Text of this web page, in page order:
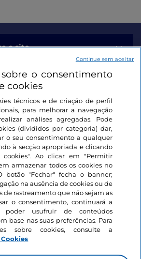
o site
o consentimento
cookies
técnicos e de criação de perfil
para melhorar a navegação
análises agregadas. Pode
(divididos por categoria) dar,
o seu consentimento a qualquer
à secção apropriada e clicando
cookies". Ao clicar em "Permitir
armazenar todos os cookies no
botão "Fechar" fecha o banner;
na ausência de cookies ou de
de rastreamento que não sejam as
o consentimento, continuará a
poder usufruir de conteúdos
base nas suas preferências. Para
sobre cookies, consulte a
Continue sem aceitar